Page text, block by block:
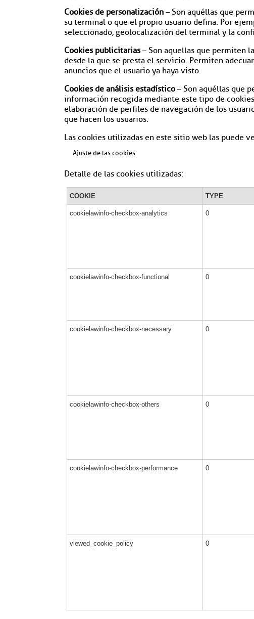
Cookies de personalización– Son aquéllas que
su terminal o que el propio usuario defina. Por
seleccionado, geolocalización del terminal y la
Cookies publicitarias– Son aquellas que permiten
desde la que se presta el servicio. Permiten
anuncios que el usuario ya haya visto.
Cookies de análisis estadístico– Son aquéllas que
información recogida mediante este tipo de
elaboración de perfiles de navegación de los
que hacen los usuarios.
Las cookies utilizadas en este sitio web las puede
Ajuste de las cookies
Detalle de las cookies utilizadas:
COOKIE TYPE
cookielawinfo-checkbox-analytics 0
cookielawinfo-checkbox-functional 0
cookielawinfo-checkbox-necessary 0
cookielawinfo-checkbox-others 0
cookielawinfo-checkbox-performance 0
viewed_cookie_policy 0